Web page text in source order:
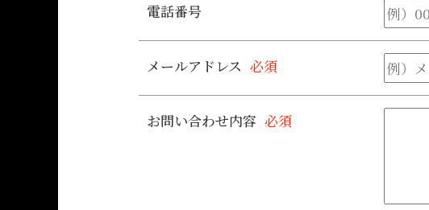
電話番号
メールアドレス 必須
お問い合わせ内容 必須